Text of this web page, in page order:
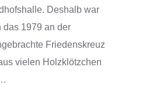
Deshalb war
das 1979 an der
Friedenskreuz
vielen Holzklötzchen